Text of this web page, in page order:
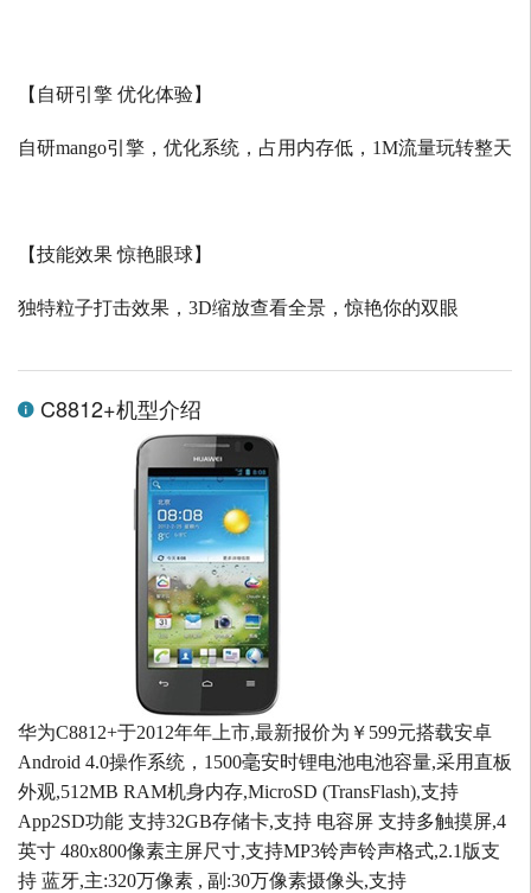
【自研引擎 优化体验】
自研mango引擎，优化系统，占用内存低， 1M流量玩转整天
【技能效果 惊艳眼球】
独特粒子打击效果， 3D缩放查看全景，惊艳你的双眼
C8812+机型介绍
华为C8812+于2012年年上市,最新报价为￥599元搭载安卓
Android 4.0操作系统，1500毫安时锂电池电池容量,采用直板
外观,512MB RAM机身内存,MicroSD (TransFlash),支持
App2SD功能 支持32GB存储卡,支持 电容屏 支持多触摸屏,4
英寸 480x800像素主屏尺寸,支持MP3铃声铃声格式,2.1版支
持 蓝牙,主:320万像素 , 副:30万像素摄像头,支持